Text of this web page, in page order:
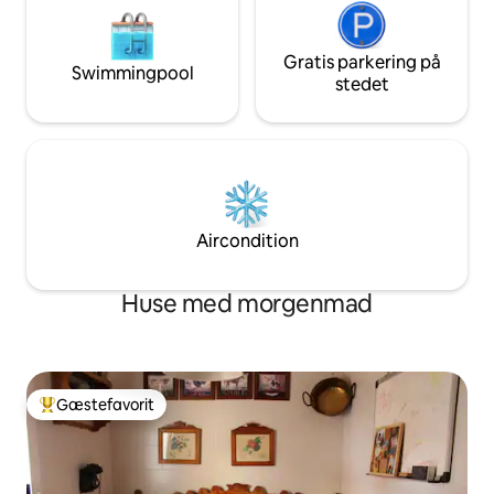
Swimmingpool
Gratis parkering på
stedet
Aircondition
Huse med morgenmad
Bedste gæstefavorit
Gæstefavorit